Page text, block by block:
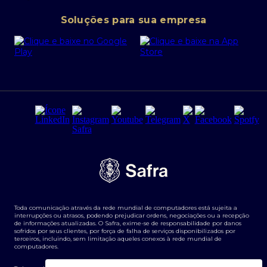
Portal da Privacidade
PRSAC
Regras e Parâmetros de Atuação Banco Safra
Segurança da Informação
Tarifas e serviços Pessoa Física
Transparência de remuneração
Termos e Condições para Portabilidade de Investimento
Cartão Safra Empresas
Empréstimo e financiamentos PJ
Derivativos
Agronegócios
Soluções para sua empresa
Toda comunicação através da rede mundial de computadores está sujeita a
interrupções ou atrasos, podendo prejudicar ordens, negociações ou a recepção
de informações atualizadas. O Safra, exime-se de responsabilidade por danos
sofridos por seus clientes, por força de falha de serviços disponibilizados por
terceiros, incluindo, sem limitação aqueles conexos à rede mundial de
computadores.